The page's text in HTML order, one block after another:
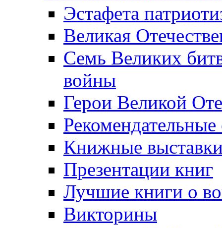
Эcтафета
Великая
Семь Великих
войны
Герои Великой
Рекомендательные
Книжные
Презентации книг
Лучшие книги о
Викторины